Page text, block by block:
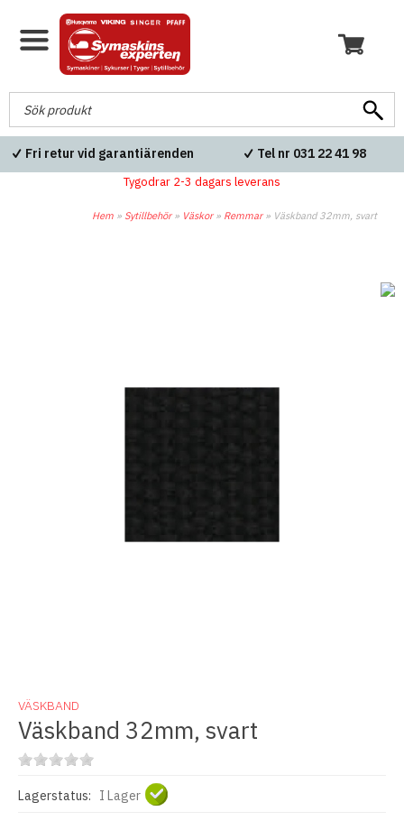
Fri retur vid garantiärenden Tel nr 031 22 41 98
Tygodrar 2-3 dagars leverans
Hem » Sytillbehör» Väskor» Remmar» Väskband 32mm, svart
VÄSKBAND
Väskband 32mm, svart
Lagerstatus: I Lager